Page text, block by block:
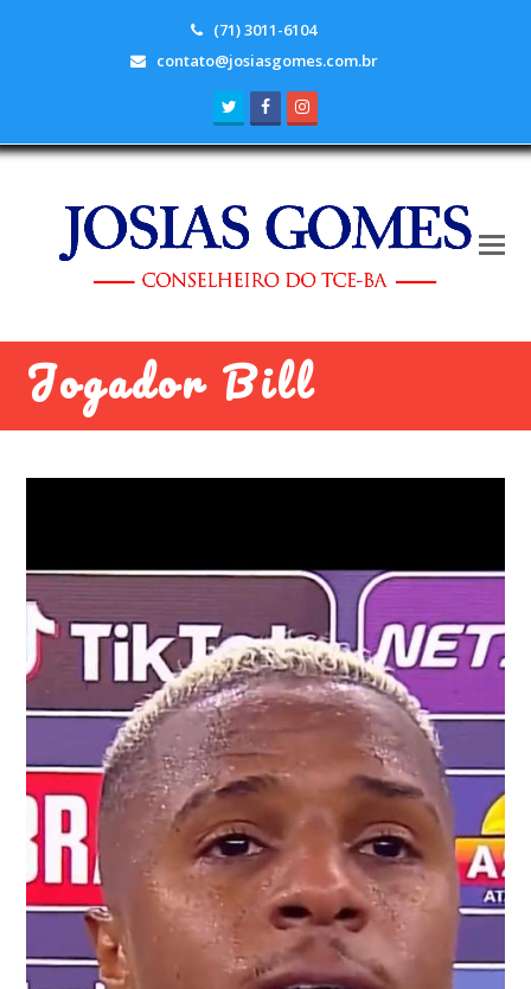
(71) 3011-6104
contato@josiasgomes.com.br
TwitterFacebook
Jogador Bill